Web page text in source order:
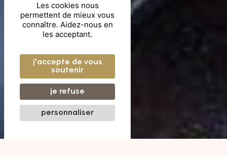
Les cookies nous
permettent de mieux vous
connaître. Aidez-nous en
les acceptant.
j'accepte de vous
soutenir
je refuse
personnaliser